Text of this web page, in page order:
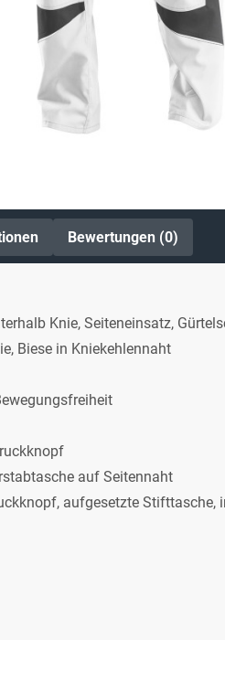
Bewertungen (0)
Knie, Seiteneinsatz,
Biese in Kniekehlennaht
auf Seitennaht
aufgesetzte Stifttasche,